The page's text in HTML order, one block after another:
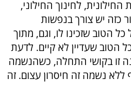
לחינוך החילוני,
כזה יש צורך בנפשות
הטוב שזכינו לו, וגם, מתוך
הטוב שעדיין לא קיים. לדעת
זו בקושי התחלה, כשהנשמה
ללא נשמה זה חיסרון עצום. זה